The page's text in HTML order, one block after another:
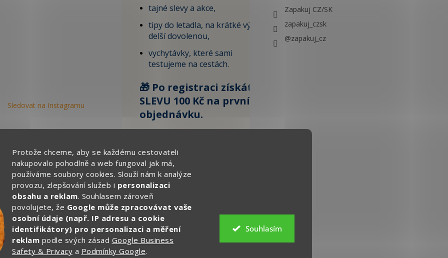
Protože chceme, aby se každému cestovateli
nakupovalo pohodlně a web fungoval jak má,
používáme soubory cookies. Slouží nám k analýze
provozu, zlepšování služeb i personalizaci
obsahu a reklam. Souhlasem zároveň
povolujete, že Google může zpracovávat vaše
osobní údaje (např. IP adresu a cookie
identifikátory) pro personalizaci a měření
reklam podle svých zásad Google Business
Safety & Privacy a Podmínky Google.
Souhlasím
Sledovat na Instagramu
tajné slevy a akce,
tipy do letadla, na krátké výlety i
delší dovolenou,
vychytávky, které sami
testujeme na cestách.
🎁 Po registraci získáte
SLEVU 100 Kč na první
objednávku.
CHCI ZÍSKAT SLEVU 100 KČ »
Zapakuj CZ/SK
zapakuj_czsk
@zapakuj_cz